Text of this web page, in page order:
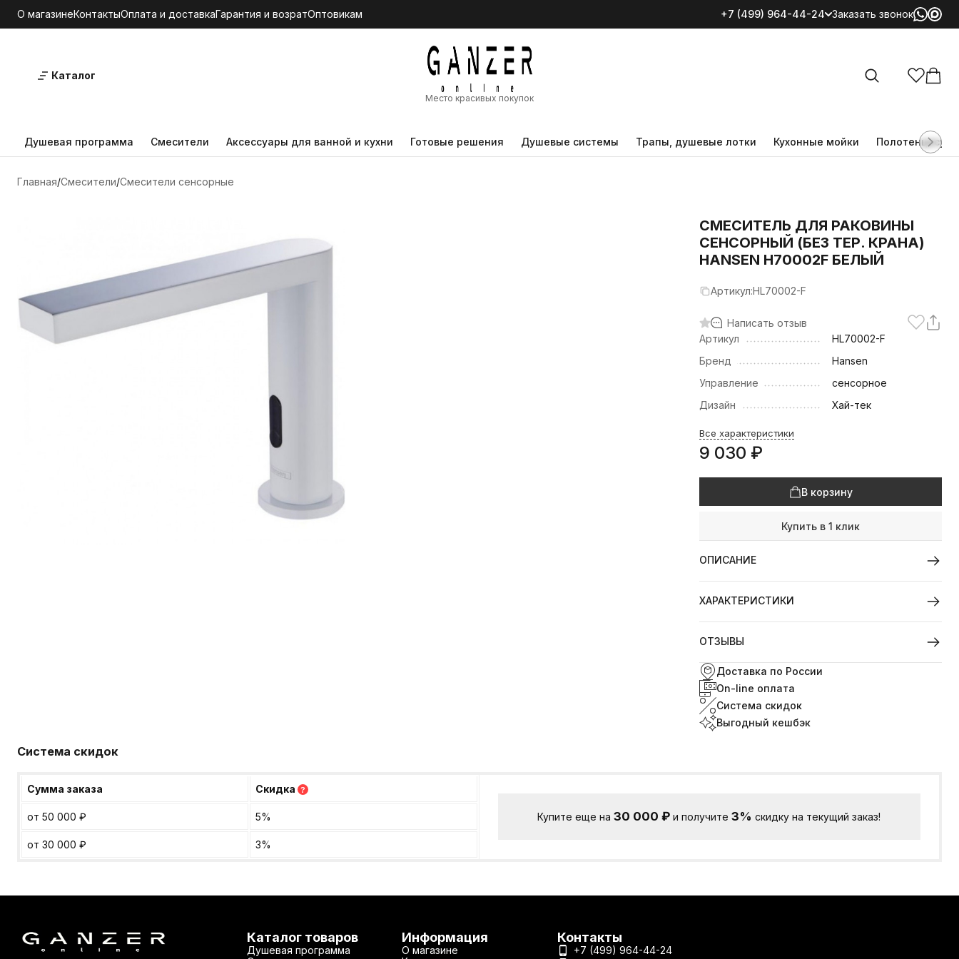
О магазинеКонтактыОплата и доставкаГарантия и возратОптовикам +7 (499) 964-44-24 Заказать звонок
Каталог
Место красивых покупок
Душевая программа Смесители Аксессуары для ванной и кухни Готовые решения Душевые системы Трапы, душевые лотки Кухонные мойки
Главная Смесители Смесители сенсорные
CМЕСИТЕЛЬ ДЛЯ РАКОВИНЫ
СЕНСОРНЫЙ (БЕЗ ТЕР. КРАНА)
HANSEN H70002F БЕЛЫЙ
Артикул:HL70002-F
Написать отзыв
Артикул
HL70002-F
Бренд
Hansen
Управление
сенсорное
Дизайн
Хай-тек
Все характеристики
9 030 ₽
В корзину
Купить в 1 клик
ОПИСАНИЕ
ХАРАКТЕРИСТИКИ
ОТЗЫВЫ
Доставка по России
On-line оплата
Система скидок
Выгодный кешбэк
Система скидок
Сумма заказа Скидка ?
от 50 000 ₽ 5%
от 30 000 ₽ 3%
Купите еще на30 000₽ и получите3% скидку на текущий заказ!
Каталог товаров
Душевая программа
Информация
О магазине
Контакты
+7 (499) 964-44-24